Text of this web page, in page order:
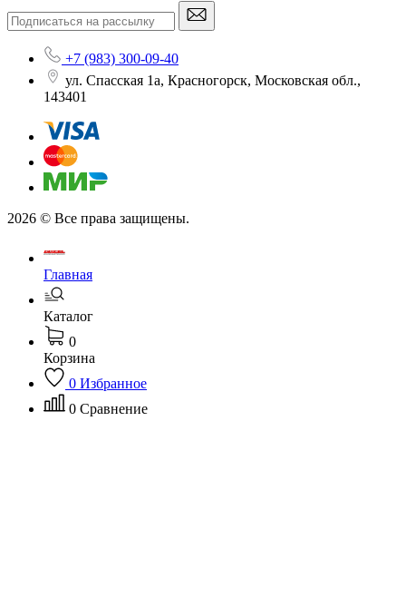
+7 (983) 300-09-40
ул. Спасская 1а, Красногорск, Московская обл.,
143401
2026 © Все права защищены.
Главная
Каталог
0
Корзина
0 Избранное
0 Сравнение